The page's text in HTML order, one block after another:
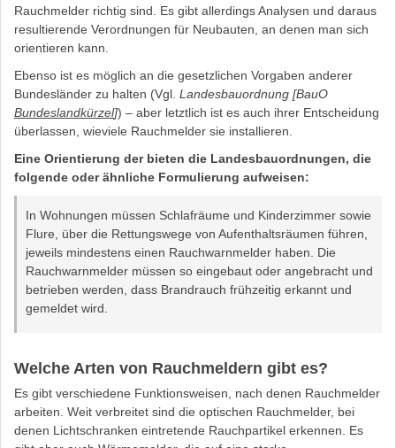
Rauchmelder richtig sind. Es gibt allerdings Analysen und daraus
resultierende Verordnungen für Neubauten, an denen man sich
orientieren kann.
Ebenso ist es möglich an die gesetzlichen Vorgaben anderer
Bundesländer zu halten (Vgl. Landesbauordnung [BauO
Bundeslandkürzel]) – aber letztlich ist es auch ihrer Entscheidung
überlassen, wieviele Rauchmelder sie installieren.
Eine Orientierung der bieten die Landesbauordnungen, die
folgende oder ähnliche Formulierung aufweisen:
In Wohnungen müssen Schlafräume und Kinderzimmer sowie
Flure, über die Rettungswege von Aufenthaltsräumen führen,
jeweils mindestens einen Rauchwarnmelder haben. Die
Rauchwarnmelder müssen so eingebaut oder angebracht und
betrieben werden, dass Brandrauch frühzeitig erkannt und
gemeldet wird.
Welche Arten von Rauchmeldern gibt es?
Es gibt verschiedene Funktionsweisen, nach denen Rauchmelder
arbeiten. Weit verbreitet sind die optischen Rauchmelder, bei
denen Lichtschranken eintretende Rauchpartikel erkennen. Es